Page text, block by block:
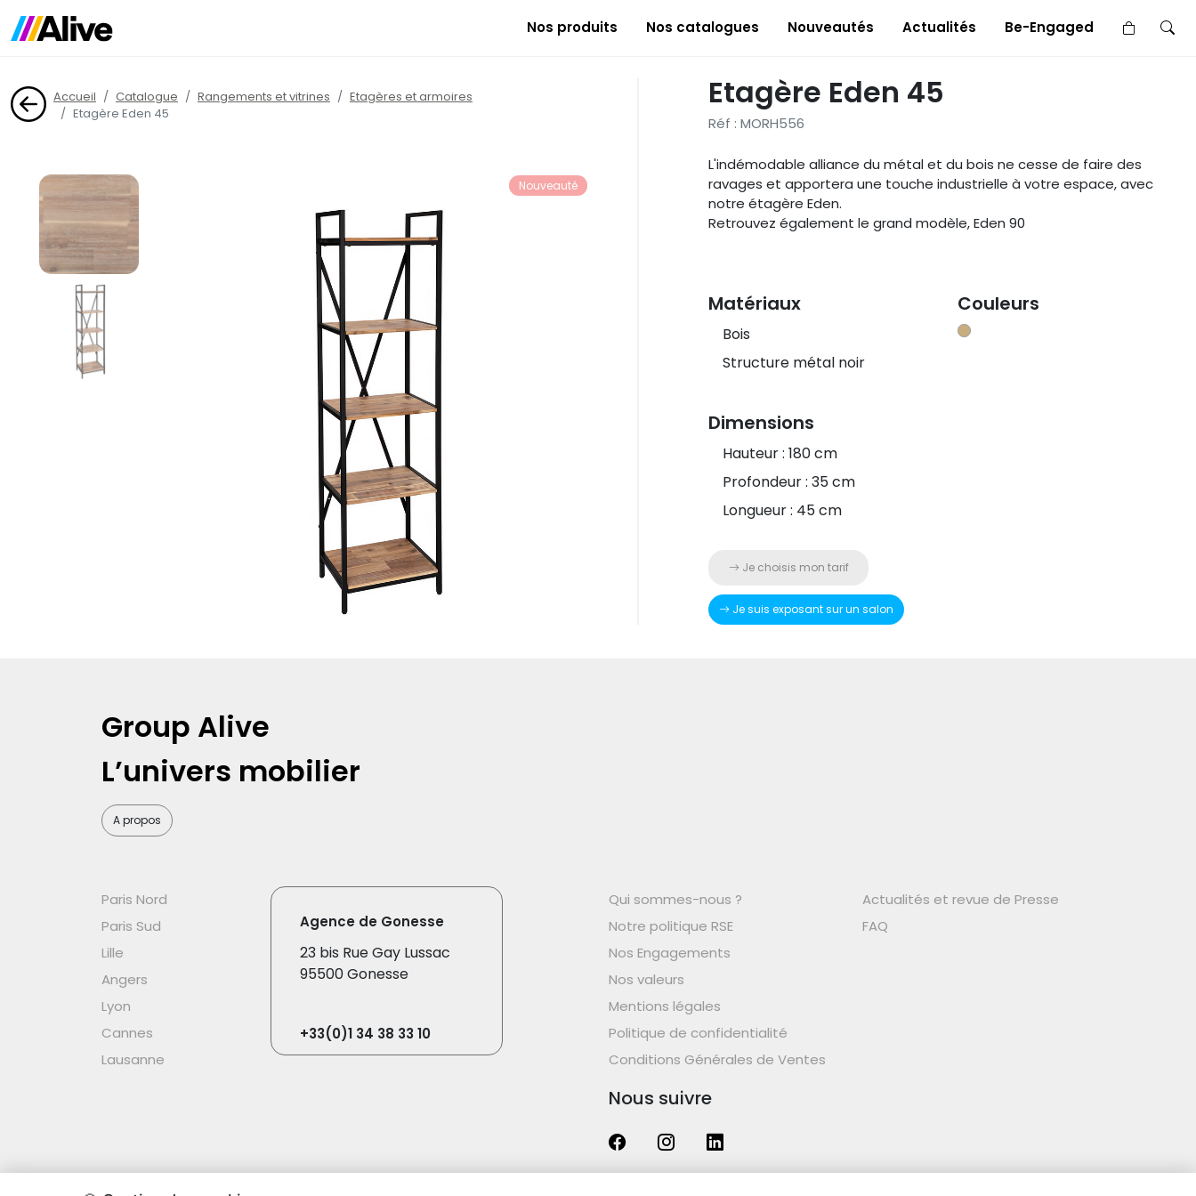
Nos produits Nos catalogues Nouveautés Actualités Be-Engaged ×
Accueil Catalogue Rangements et vitrines
Etagères et armoires
Etagère Eden 45
Nouveauté
Etagère Eden 45
Réf : MORH556
L'indémodable alliance du métal et du bois ne cesse de faire des
ravages et apportera une touche industrielle à votre espace, avec
notre étagère Eden.
Retrouvez également le grand modèle, Eden 90
Matériaux
Bois
Structure métal noir
Couleurs
Dimensions
Hauteur : 180 cm
Profondeur : 35 cm
Longueur : 45 cm
Je choisis mon tarif
Je suis exposant sur un salon
Group Alive
L’univers mobilier
A propos
Paris Nord
Paris Sud
Lille
Angers
Lyon
Cannes
Lausanne
Agence de Gonesse
23 bis Rue Gay Lussac
95500 Gonesse
+33(0)1 34 38 33 10
Qui sommes-nous ?
Notre politique RSE
Nos Engagements
Nos valeurs
Mentions légales
Politique de confidentialité
Conditions Générales de Ventes
Nous suivre
Actualités et revue de Presse
FAQ